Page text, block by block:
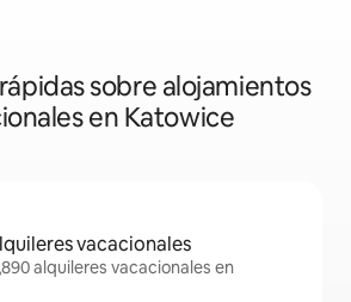
sobre alojamientos
en Katowice
vacacionales
alquileres vacacionales en